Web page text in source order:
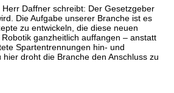
Daffner schreibt: Der Gesetzgeber
Die Aufgabe unserer Branche ist es
zu entwickeln, die diese neuen
ganzheitlich auffangen – anstatt
Spartentrennungen hin- und
droht die Branche den Anschluss zu